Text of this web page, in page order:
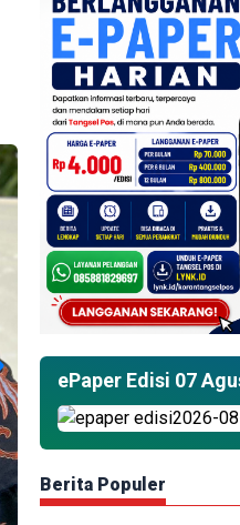
ePaper Edisi 07
Berita Populer